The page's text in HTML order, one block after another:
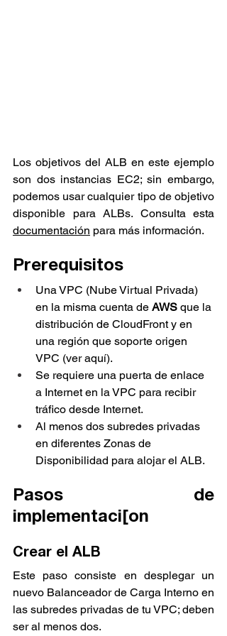
Los objetivos del ALB en este ejemplo
son dos instancias EC2; sin embargo,
podemos usar cualquier tipo de objetivo
documentación para más información.
Prerequisitos
Una VPC (Nube Virtual Privada)
en la misma cuenta de AWS que la
distribución de CloudFront y en
una región que soporte origen
VPC (ver aquí).
Se requiere una puerta de enlace
a Internet en la VPC para recibir
tráfico desde Internet.
Al menos dos subredes privadas
en diferentes Zonas de
Disponibilidad para alojar el ALB.
Pasos de
implementaci[on
Crear el ALB
Este paso consiste en desplegar un
nuevo Balanceador de Carga Interno en
las subredes privadas de tu VPC; deben
ser al menos dos.